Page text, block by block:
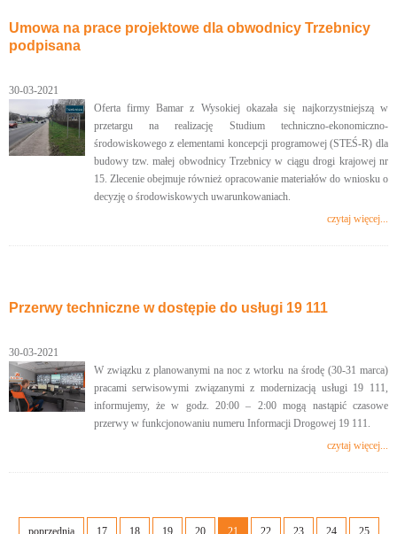
Umowa na prace projektowe dla obwodnicy Trzebnicy
podpisana
30-03-2021
Oferta firmy Bamar z Wysokiej okazała się najkorzystniejszą w
przetargu na realizację Studium techniczno-ekonomiczno-
środowiskowego z elementami koncepcji programowej (STEŚ-R) dla
budowy tzw. małej obwodnicy Trzebnicy w ciągu drogi krajowej nr
15. Zlecenie obejmuje również opracowanie materiałów do wniosku o
decyzję o środowiskowych uwarunkowaniach.
czytaj więcej...
Przerwy techniczne w dostępie do usługi 19 111
30-03-2021
W związku z planowanymi na noc z wtorku na środę (30-31 marca)
pracami serwisowymi związanymi z modernizacją usługi 19 111,
informujemy, że w godz. 20:00 – 2:00 mogą nastąpić czasowe
przerwy w funkcjonowaniu numeru Informacji Drogowej 19 111.
czytaj więcej...
poprzednia 17 18 19 20 21 22 23 24 25